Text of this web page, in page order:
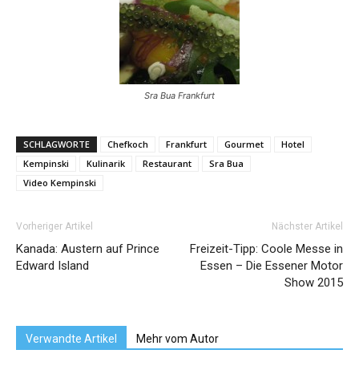
Sra Bua Frankfurt
SCHLAGWORTE Chefkoch Frankfurt Gourmet
Hotel
Kempinski
Kulinarik Restaurant
Sra Bua
Video Kempinski
Vorheriger Artikel
Kanada: Austern auf Prince
Edward Island
Nächster Artikel
Freizeit-Tipp: Coole Messe in
Essen – Die Essener Motor
Show 2015
Verwandte Artikel Mehr vom Autor